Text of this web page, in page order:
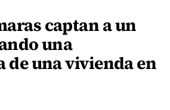
captan a un
una
de una vivienda en